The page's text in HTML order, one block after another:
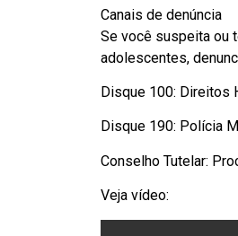
Canais de denúncia
Se você suspeita ou
adolescentes,
Disque 100: Direitos
Disque 190: Polícia
Conselho Tutelar:
Veja vídeo: